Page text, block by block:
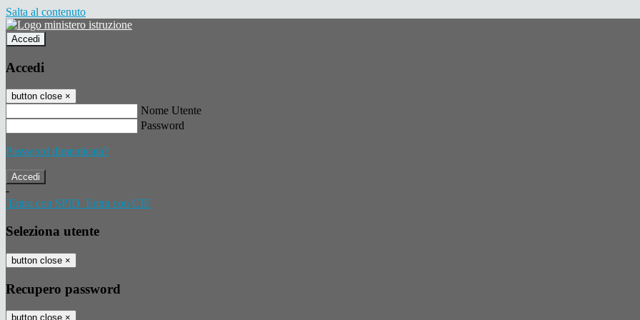
Salta al contenuto
Accedi
Accedi
button close ×
Nome Utente
Password
Password dimenticata?
-
Entra con SPID Entra con CIE
Seleziona utente
button close ×
Recupero password
button close ×